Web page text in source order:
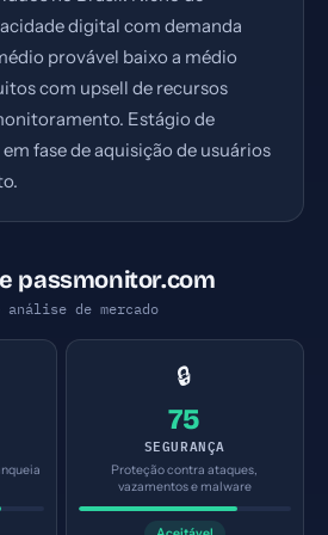
digital com demanda
provável baixo a médio
com upsell de recursos
Estágio de
fase de aquisição de usuários
passmonitor.com
de mercado
🔒
75
SEGURANÇA
Proteção contra ataques,
vazamentos e malware